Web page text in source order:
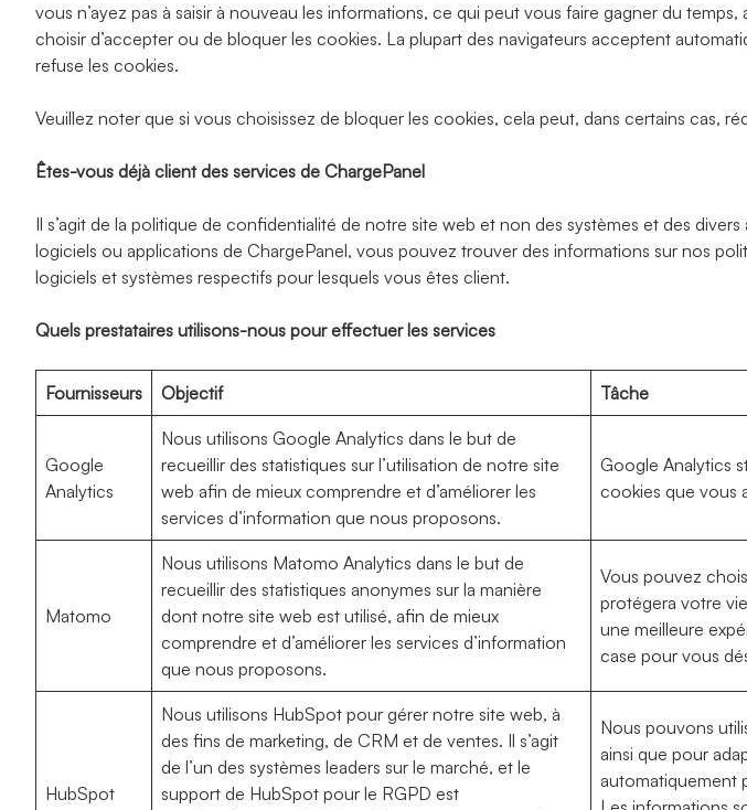
vous n’ayez pas à saisir à nouveau les informations, ce qui peut vous faire gagner du
choisir d’accepter ou de bloquer les cookies. La plupart des navigateurs acceptent
refuse les cookies.
Veuillez noter que si vous choisissez de bloquer les cookies, cela peut, dans certains cas,
Êtes-vous déjà client des services de ChargePanel
Il s’agit de la politique de confidentialité de notre site web et non des systèmes et des
logiciels ou applications de ChargePanel, vous pouvez trouver des informations sur nos
logiciels et systèmes respectifs pour lesquels vous êtes client.
Quels prestataires utilisons-nous pour effectuer les services
Fournisseurs Objectif Tâche
Google
Analytics
Nous utilisons Google Analytics dans le but de
recueillir des statistiques sur l’utilisation de notre site
web afin de mieux comprendre et d’améliorer les
services d’information que nous proposons.
Google Analytics
cookies que vous
Matomo
Nous utilisons Matomo Analytics dans le but de
recueillir des statistiques anonymes sur la manière
dont notre site web est utilisé, afin de mieux
comprendre et d’améliorer les services d’information
que nous proposons.
Vous pouvez
protégera votre
une meilleure
case pour vous
HubSpot
Nous utilisons HubSpot pour gérer notre site web, à
des fins de marketing, de CRM et de ventes. Il s’agit
de l’un des systèmes leaders sur le marché, et le
support de HubSpot pour le RGPD est
Nous pouvons
ainsi que pour
automatiquement